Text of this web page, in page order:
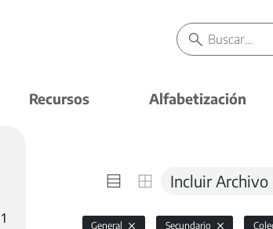
Recursos Alfabetización
1
Incluir Archivo
General Secundario